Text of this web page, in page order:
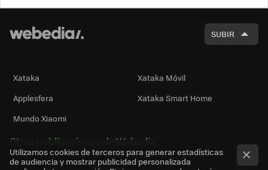
SUBIR
Xataka
Xataka Móvil
Applesfera
Xataka Smart Home
Mundo Xiaomi
Otras publicaciones de Webedia
Utilizamos cookies de terceros para generar estadísticas
de audiencia y mostrar publicidad personalizada